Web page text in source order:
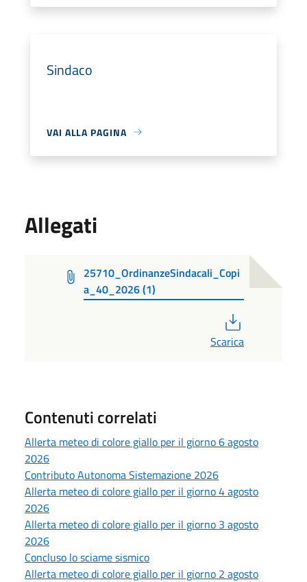
Sindaco
VAI ALLA PAGINA
Allegati
25710_OrdinanzeSindacali_Copi
a_40_2026 (1)
Scarica
Contenuti correlati
Allerta meteo di colore giallo per il giorno 6 agosto
2026
Contributo Autonoma Sistemazione 2026
Allerta meteo di colore giallo per il giorno 4 agosto
2026
Allerta meteo di colore giallo per il giorno 3 agosto
2026
Concluso lo sciame sismico
Allerta meteo di colore giallo per il giorno 2 agosto